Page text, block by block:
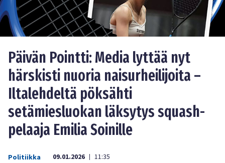
Päivän Pointti: Media lyttää nyt
härskisti nuoria naisurheilijoita –
Iltalehdeltä pöksähti
setämiesluokan läksytys squash-
pelaaja Emilia Soinille
Politiikka 09.01.2026 | 11:35